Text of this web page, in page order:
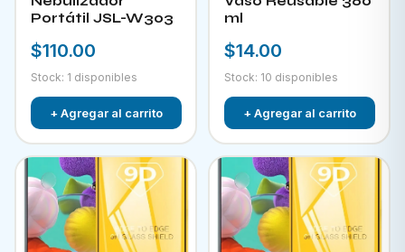
Portátil JSL-W303
$110.00
Stock: 1 disponibles
+ Agregar al carrito
ml
$14.00
Stock: 10 disponibles
+ Agregar al carrito